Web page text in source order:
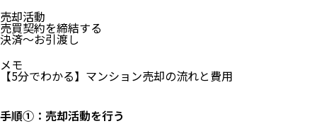
売却活動
売買契約を締結する
決済～お引渡し
メモ
【5分でわかる】マンション売却の流れと費用
手順①：売却活動を行う